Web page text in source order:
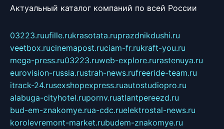
Актуальный каталог компаний по всей России
03223.ruufille.rukrasotata.ruprazdnikdushi.ru
veetbox.rucinemapost.ruciam-fr.rukraft-you.ru
mega-press.ru03223.ruweb-explore.rurastenuya.ru
eurovision-russia.rustrah-news.rufreeride-team.ru
itrack-24.rusexshopexpress.ruautostudiopro.ru
alabuga-cityhotel.rupornv.ruatlantpereezd.ru
bud-em-znakomye.rua-cdc.ruelektrostal-news.ru
korolevremont-market.rubudem-znakomye.ru